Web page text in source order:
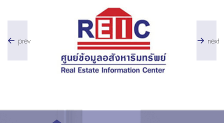
prev next